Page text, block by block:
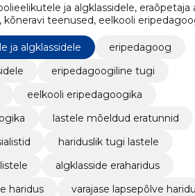
ja algklassidele, eraõpetaja
teenused, eelkooli
mõeldud eratunnid, lapse arengu
ja algklassidele
eripedagoog
eripedagoogiline tugi
eelkooli eripedagoogika
lastele mõeldud eratunnid
hariduslik tugi lastele
algklasside eraharidus
haridus
varajase lapsepõlve